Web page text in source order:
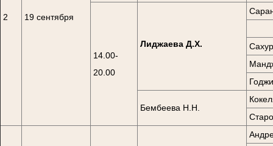
2 19 сентября
14.00-
20.00
Лиджаева Д.Х.
Бембеева Н.Н.